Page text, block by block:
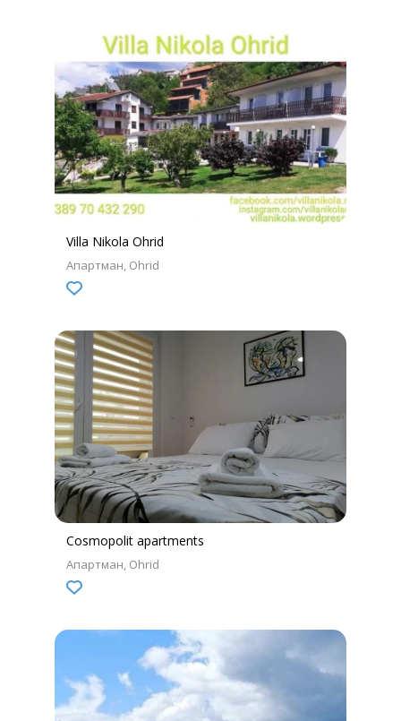
Villa Nikola Ohrid
Апартман Ohrid
Cosmopolit apartments
Апартман Ohrid